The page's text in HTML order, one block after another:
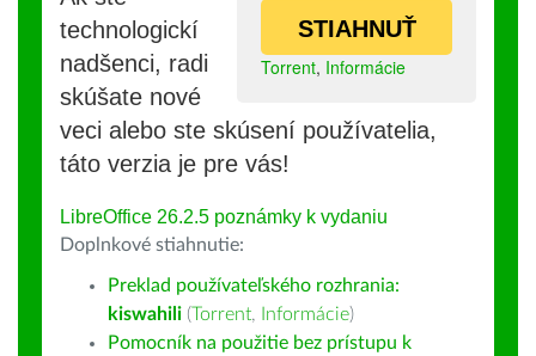
STIAHNUŤ
Torrent, Informácie
technologickí
nadšenci, radi
skúšate nové
veci alebo ste skúsení používatelia,
táto verzia je pre vás!
LibreOffice 26.2.5 poznámky k vydaniu
Doplnkové stiahnutie:
Preklad používateľského rozhrania:
kiswahili (Torrent, Informácie)
Pomocník na použitie bez prístupu k